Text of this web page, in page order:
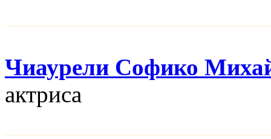
Чиаурели Софико
актриса